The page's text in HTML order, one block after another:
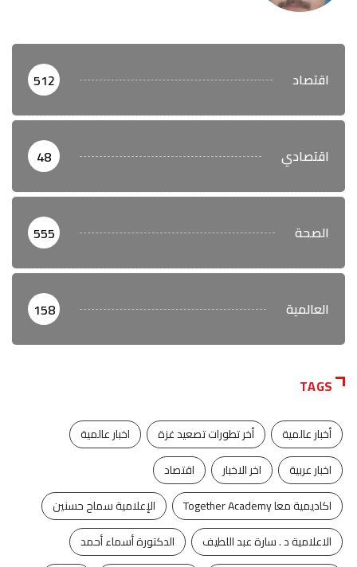
اقتصاد 512
اقتصادي 48
الصحة 555
العالمية 158
TAGS
أخبار عالمية أخر تطورات تصعيد غزة
اخبار عالمية
اخبار عربية
اخر الاخبار
اقتصاد
اكاديمية معا Together Academy
الإعلامية سماح حسنين
الاعلامية د . سارة عبد اللطيف
الدكتورة أسماء أحمد